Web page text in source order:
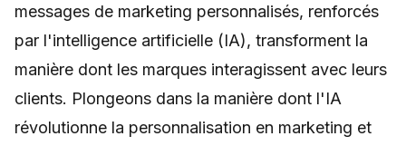
messages de marketing personnalisés, renforcés
par l'intelligence artificielle (IA), transforment la
manière dont les marques interagissent avec leurs
clients. Plongeons dans la manière dont l'IA
révolutionne la personnalisation en marketing et